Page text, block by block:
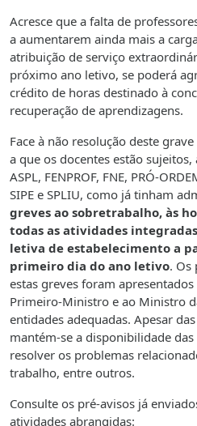
Acresce que a falta de
a aumentarem ainda mais a
atribuição de serviço
próximo ano letivo, se poderá
crédito de horas destinado à
recuperação de aprendizagens.
Face à não resolução deste
a que os docentes estão
ASPL, FENPROF, FNE, PRÓ-
SIPE e SPLIU, como já tinham
greves ao sobretrabalho, às
todas as atividades
letiva de estabelecimento a
primeiro dia do ano letivo. Os
estas greves foram
Primeiro-Ministro e ao Ministro
entidades adequadas. Apesar
mantém-se a disponibilidade
resolver os problemas
trabalho, entre outros.
Consulte os pré-avisos já
atividades abrangidas: